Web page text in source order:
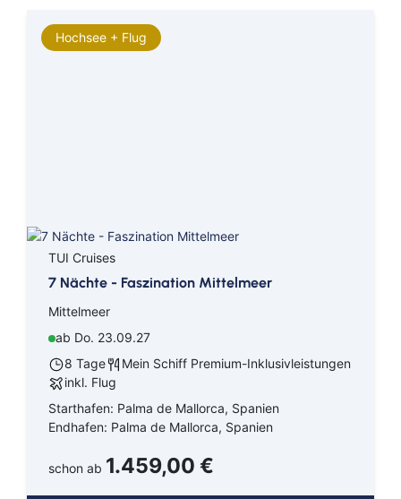
Hochsee + Flug
TUI Cruises
7 Nächte - Faszination Mittelmeer
Mittelmeer
ab Do. 23.09.27
8 Tage
Mein Schiff Premium-Inklusivleistungen
inkl. Flug
Starthafen: Palma de Mallorca, Spanien
Endhafen: Palma de Mallorca, Spanien
schon ab 1.459,00 €